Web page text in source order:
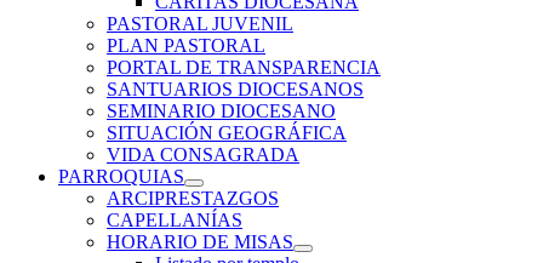
PASTORAL JUVENIL
PLAN PASTORAL
PORTAL DE TRANSPARENCIA
SANTUARIOS DIOCESANOS
SEMINARIO DIOCESANO
SITUACIÓN GEOGRÁFICA
VIDA CONSAGRADA
PARROQUIAS
ARCIPRESTAZGOS
CAPELLANÍAS
HORARIO DE MISAS